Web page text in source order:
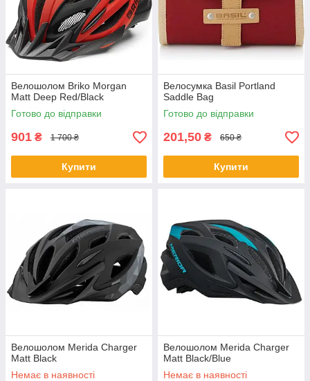
Велошолом Briko Morgan
Matt Deep Red/Black
Готово до відправки
901 ₴ 1 700 ₴
Купити
Велосумка Basil Portland
Saddle Bag
Готово до відправки
201,50 ₴ 650 ₴
Купити
Велошолом Merida Charger
Matt Black
Немає в наявності
Велошолом Merida Charger
Matt Black/Blue
Немає в наявності